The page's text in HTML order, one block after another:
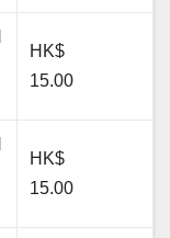
HK$
15.00
HK$
15.00